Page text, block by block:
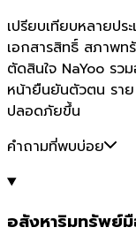
เปรียบเทียบหลายปร
เอกสารสิทธิ์ สภาพท
ตัดสินใจ NaYoo รว
หน้ายืนยันตัวตน รา
ปลอดภัยขึ้น
คำถามที่พบบ่อย
อสังหาริมทรัพย์มื